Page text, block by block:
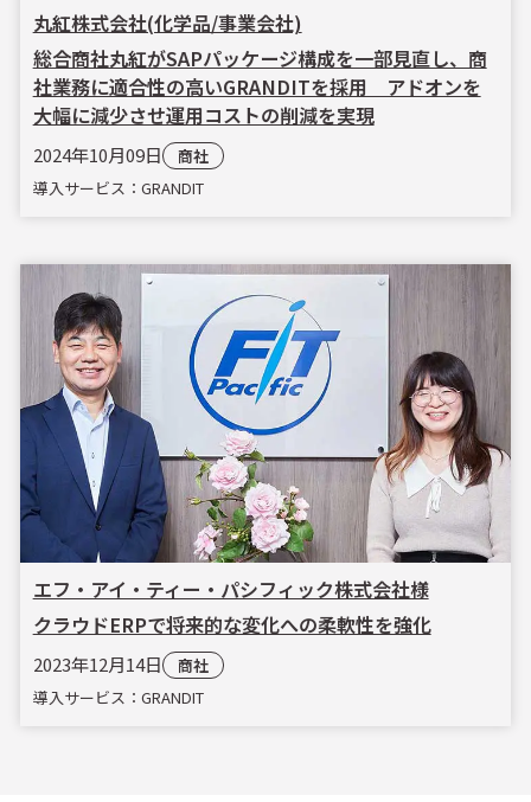
丸紅株式会社(化学品/事業会社)
総合商社丸紅がSAPパッケージ構成を一部見直し、商
社業務に適合性の高いGRANDITを採用 アドオンを
大幅に減少させ運用コストの削減を実現
2024年10月09日
商社
導入サービス：GRANDIT
エフ・アイ・ティー・パシフィック株式会社様
クラウドERPで将来的な変化への柔軟性を強化
2023年12月14日
商社
導入サービス：GRANDIT